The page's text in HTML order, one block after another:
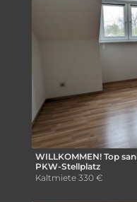
WILLKOMMEN! Top
PKW-Stellplatz
Kaltmiete 330 €